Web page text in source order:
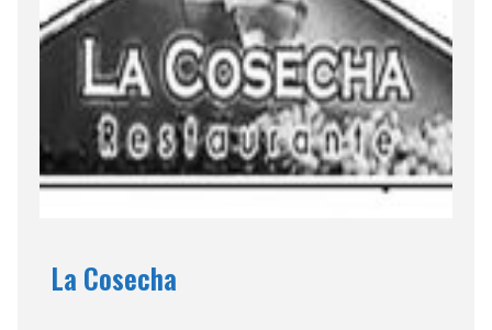
La Cosecha